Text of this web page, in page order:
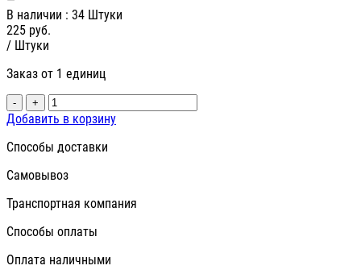
В наличии : 34 Штуки
225 руб.
/ Штуки
Заказ от 1 единиц
- +
Добавить в корзину
Способы доставки
Самовывоз
Транспортная компания
Способы оплаты
Оплата наличными